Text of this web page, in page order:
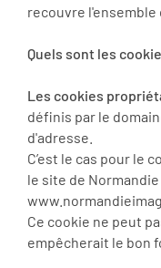
recouvre
Quels sont les
Les cookies
définis par le
d'adresse.
C’est le cas pour le
le site de Normandie
Ce cookie ne peut
empêcherait le bon